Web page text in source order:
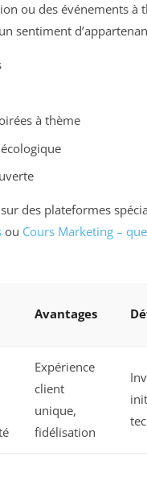
ou des événements à
sentiment
à thème
des plateformes
ou Cours Marketing –
Avantages
Expérience
client
unique,
fidélisation